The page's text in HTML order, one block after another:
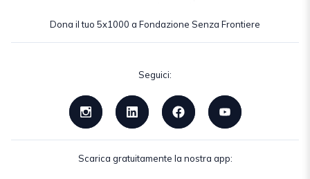
Dona il tuo 5x1000 a Fondazione Senza Frontiere
Seguici:
Scarica gratuitamente la nostra app: